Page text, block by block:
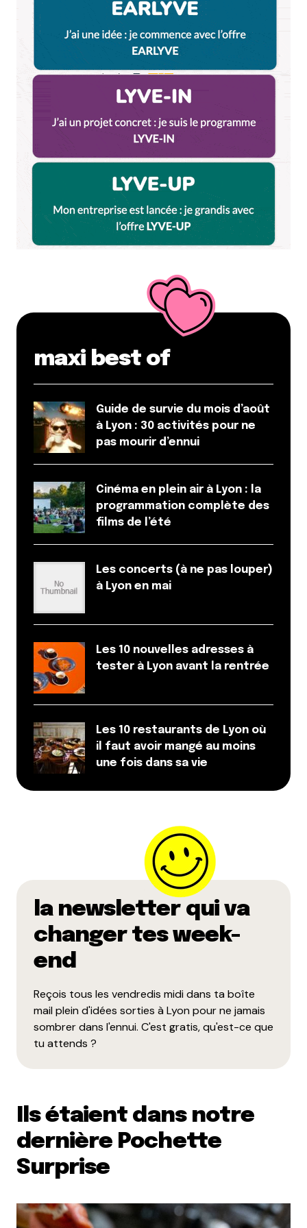
Je m’occupe de voir avec BeIn Sports pour qu’ils
rachètent les droits de diffusion !
Répondre
Je lis ce que je craignais, c’est à dire que les courses
sur Lyon sont jamais bien fun et il n’y a pas souvent
de gens déguisés. J’avais, mais je respecte ceux qui
l’ont fait, d’être les seuls déguisés (je sais je suis
Pour l’ambiance, je la trouve meilleure sur le Run In
Lyon, elle était au top sur le semi-marathon : 3 ou 4
orchestres, beaucoup d’encouragements. Pour le
qu’il reste en bas pour nous encourager (lol).
donné envie de boire une bière : -)
14 avril 2016 à 12 h 25 min
Répondre
champs obligatoires sont indiqués avec *
Dis-nous tout
Name*
Prévenez-moi de tous les nouveaux commentaires
Et bim !
maxi best of
Guide de survie du mois d’août
à Lyon : 30 activités pour ne
pas mourir d’ennui
Cinéma en plein air à Lyon : la
programmation complète des
films de l’été
Les concerts (à ne pas louper)
à Lyon en mai
Les 10 nouvelles adresses à
tester à Lyon avant la rentrée
Les 10 restaurants de Lyon où
il faut avoir mangé au moins
une fois dans sa vie
la newsletter qui va
changer tes week-
end
Reçois tous les vendredis midi dans ta boîte
mail plein d'idées sorties à Lyon pour ne jamais
sombrer dans l'ennui. C'est gratis, qu'est-ce que
tu attends ?
Ils étaient dans notre
dernière Pochette
Surprise